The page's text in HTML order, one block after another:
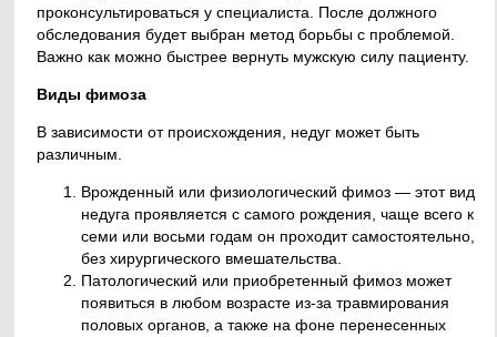
проконсультироваться у специалиста. После должного
обследования будет выбран метод борьбы с проблемой.
Важно как можно быстрее вернуть мужскую силу пациенту.
Виды фимоза
В зависимости от происхождения, недуг может быть
различным.
Врожденный или физиологический фимоз — этот вид
недуга проявляется с самого рождения, чаще всего к
семи или восьми годам он проходит самостоятельно,
без хирургического вмешательства.
Патологический или приобретенный фимоз может
появиться в любом возрасте из-за травмирования
половых органов, а также на фоне перенесенных